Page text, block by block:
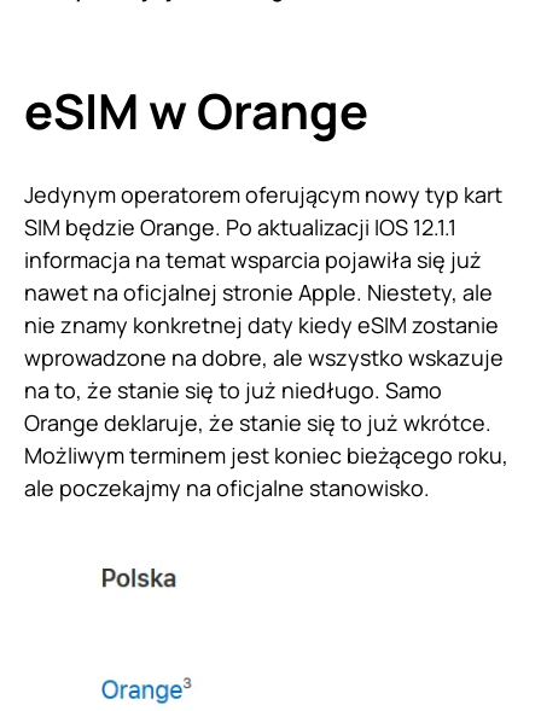
eSIM w Orange
Jedynym operatorem oferującym nowy typ kart
SIM będzie Orange. Po aktualizacji IOS 12.1.1
informacja na temat wsparcia pojawiła się już
nawet na oficjalnej stronie Apple. Niestety, ale
nie znamy konkretnej daty kiedy eSIM zostanie
wprowadzone na dobre, ale wszystko wskazuje
na to, że stanie się to już niedługo. Samo
Orange deklaruje, że stanie się to już wkrótce.
Możliwym terminem jest koniec bieżącego roku,
ale poczekajmy na oficjalne stanowisko.